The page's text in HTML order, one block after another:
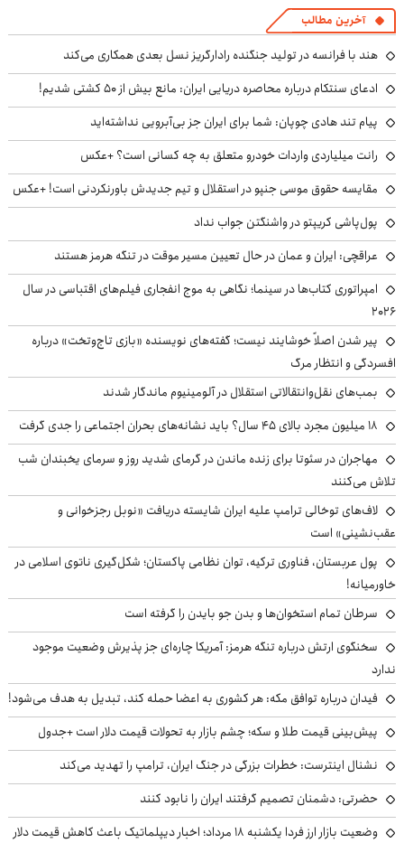
آخرین مطالب
هند با فرانسه در تولید جنگنده رادارگریز نسل بعدی همکاری می‌کند
ادعای سنتکام درباره محاصره دریایی ایران: مانع بیش از ۵۰ کشتی شدیم!
پیام تند هادی چوپان: شما برای ایران جز بی‌آبرویی نداشته‌اید
رانت میلیاردی واردات خودرو متعلق به چه کسانی است؟ +عکس
مقایسه حقوق موسی جنپو در استقلال و تیم جدیدش باورنکردنی است! +عکس
پول‌پاشی کریپتو در واشنگتن جواب نداد
عراقچی: ایران و عمان در حال تعیین مسیر موقت در تنگه هرمز هستند
امپراتوری کتاب‌ها در سینما؛ نگاهی به موج انفجاری فیلم‌های اقتباسی در سال
۲۰۲۶
پیر شدن اصلاً خوشایند نیست؛ گفته‌های نویسنده «بازی تاج‌وتخت» درباره
افسردگی و انتظار مرگ
بمب‌های نقل‌وانتقالاتی استقلال در آلومینیوم ماندگار شدند
۱۸ میلیون مجرد بالای ۴۵ سال؟ باید نشانه‌های بحران اجتماعی را جدی گرفت
مهاجران در سئوتا برای زنده ماندن در گرمای شدید روز و سرمای یخبندان شب
تلاش می‌کنند
لاف‌های توخالی ترامپ علیه ایران شایسته دریافت «نوبل رجزخوانی و
عقب‌نشینی» است
پول عربستان، فناوری ترکیه، توان نظامی پاکستان؛ شکل‌گیری ناتوی اسلامی در
خاورمیانه!
سرطان تمام استخوان‌ها و بدن جو بایدن را گرفته است
سخنگوی ارتش درباره تنگه هرمز: آمریکا چاره‌ای جز پذیرش وضعیت موجود
ندارد
فیدان درباره توافق مکه: هر کشوری به اعضا حمله کند، تبدیل به هدف می‌شود!
پیش‌بینی قیمت طلا و سکه؛ چشم بازار به تحولات قیمت دلار است +جدول
نشنال اینترست: خطرات بزرگی در جنگ ایران، ترامپ را تهدید می‌کند
حضرتی: دشمنان تصمیم گرفتند ایران را نابود کنند
وضعیت بازار ارز فردا یکشنبه ۱۸ مرداد؛ اخبار دیپلماتیک باعث کاهش قیمت دلار